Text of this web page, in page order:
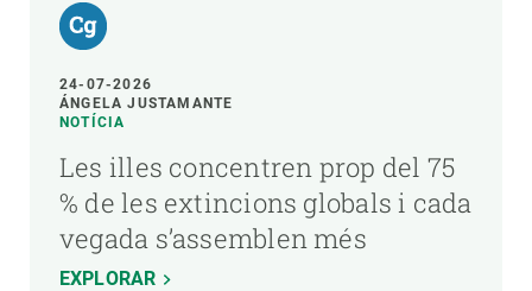
24-07-2026
ÁNGELA JUSTAMANTE
NOTÍCIA
Les illes concentren prop del 75
% de les extincions globals i cada
vegada s’assemblen més
EXPLORAR